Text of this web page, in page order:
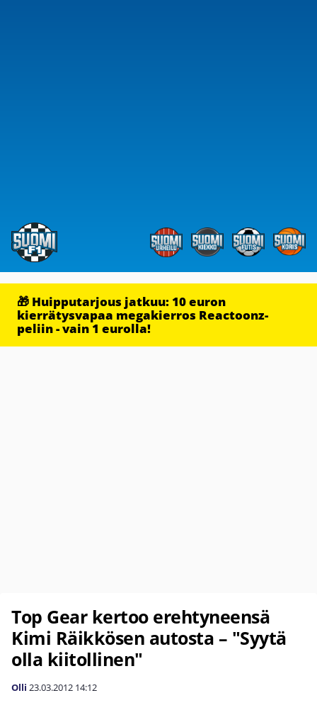
🎁 Huipputarjous jatkuu: 10 euron
kierrätysvapaa megakierros Reactoonz-
peliin - vain 1 eurolla!
Top Gear kertoo erehtyneensä
Kimi Räikkösen autosta – "Syytä
olla kiitollinen"
Olli 23.03.2012 14:12